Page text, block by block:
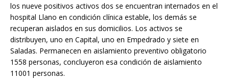
los nueve positivos activos dos se encuentran internados en el
hospital Llano en condición clínica estable, los demás se
recuperan aislados en sus domicilios. Los activos se
distribuyen, uno en Capital, uno en Empedrado y siete en
Saladas. Permanecen en aislamiento preventivo obligatorio
1558 personas, concluyeron esa condición de aislamiento
11001 personas.